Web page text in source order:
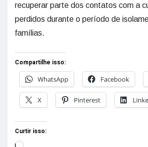
recuperar parte dos contatos com a
perdidos durante o período de
famílias.
Compartilhe isso:
WhatsApp
Facebook
X Pinterest
Curtir isso: